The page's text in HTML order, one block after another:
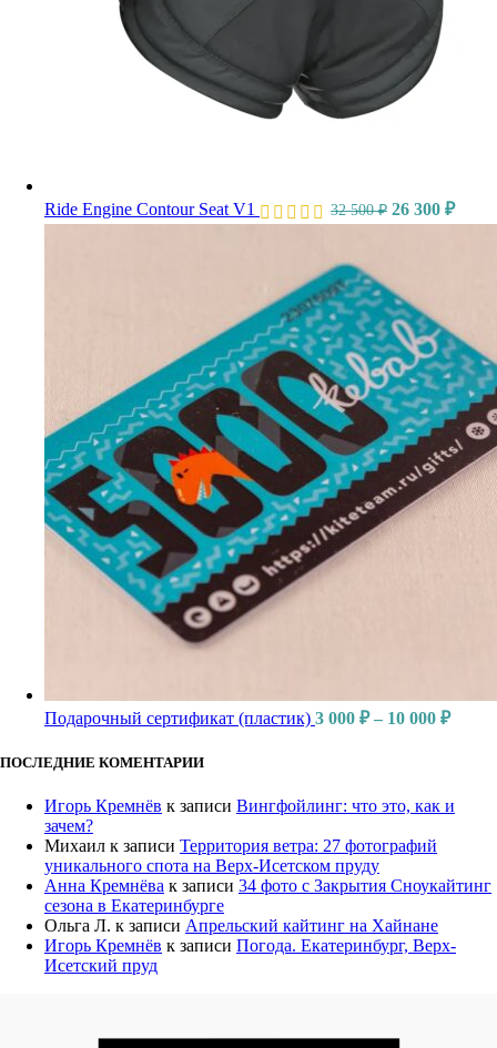
Ride Engine Contour Seat V1 32 500₽ 26 300 ₽
Подарочный сертификат (пластик) 3 000 ₽ – 10 000 ₽
ПОСЛЕДНИЕ КОМЕНТАРИИ
Игорь Кремнёв к записи Вингфойлинг: что это, как и
зачем?
Михаил к записи Территория ветра: 27 фотографий
уникального спота на Верх-Исетском пруду
Анна Кремнёва к записи 34 фото с Закрытия Сноукайтинг
сезона в Екатеринбурге
Ольга Л. к записи Апрельский кайтинг на Хайнане
Игорь Кремнёв к записи Погода. Екатеринбург, Верх-
Исетский пруд